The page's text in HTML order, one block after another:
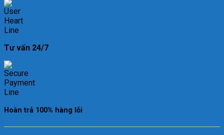
Tư vấn 24/7
Hoàn trả 100% hàng lỗi